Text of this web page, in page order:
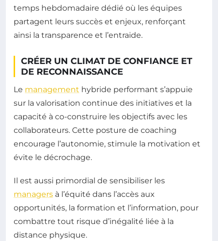
temps hebdomadaire dédié où les équipes
partagent leurs succès et enjeux, renforçant
ainsi la transparence et l’entraide.
CRÉER UN CLIMAT DE CONFIANCE ET
DE RECONNAISSANCE
Le management hybride performant s’appuie
sur la valorisation continue des initiatives et la
capacité à co-construire les objectifs avec les
collaborateurs. Cette posture de coaching
encourage l’autonomie, stimule la motivation et
évite le décrochage.
Il est aussi primordial de sensibiliser les
managers à l’équité dans l’accès aux
opportunités, la formation et l’information, pour
combattre tout risque d’inégalité liée à la
distance physique.